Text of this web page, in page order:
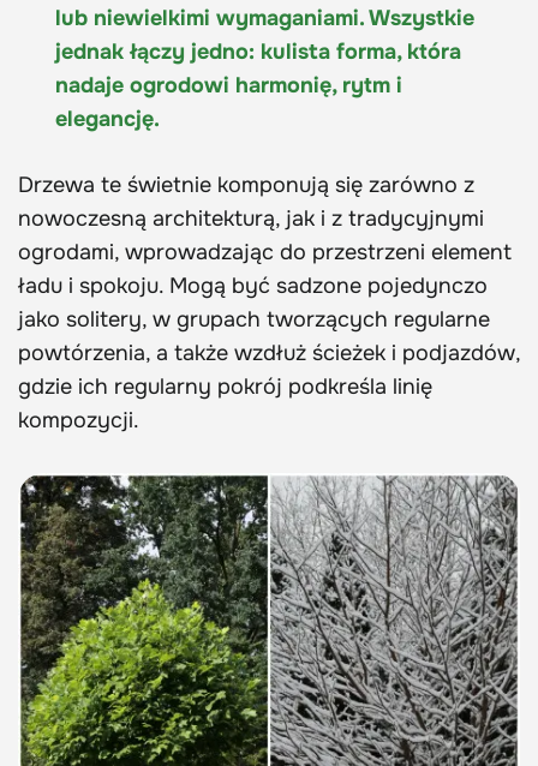
lub niewielkimi wymaganiami. Wszystkie
jednak łączy jedno: kulista forma, która
nadaje ogrodowi harmonię, rytm i
elegancję.
Drzewa te świetnie komponują się zarówno z
nowoczesną architekturą, jak i z tradycyjnymi
ogrodami, wprowadzając do przestrzeni element
ładu i spokoju. Mogą być sadzone pojedynczo
jako solitery, w grupach tworzących regularne
powtórzenia, a także wzdłuż ścieżek i podjazdów,
gdzie ich regularny pokrój podkreśla linię
kompozycji.